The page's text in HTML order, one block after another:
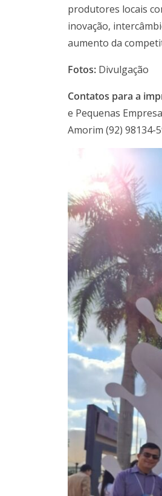
produtores locais
inovação,
aumento da
Fotos: Divulgação
Contatos para a
e Pequenas
Amorim (92) 98134-